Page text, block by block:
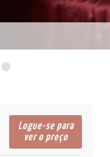
Logue-se para
ver o preço